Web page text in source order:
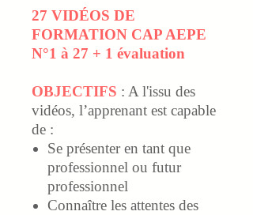
27 VIDÉOS DE
FORMATION CAP AEPE
N°1 à 27 + 1 évaluation
OBJECTIFS : A l'issu des
vidéos, l’apprenant est capable
de :
Se présenter en tant que
professionnel ou futur
professionnel
Connaître les attentes des